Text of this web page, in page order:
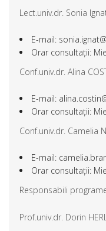
Lect.univ.dr. Sonia
E-mail:
Orar consultații:
Conf.univ.dr. Alina
E-mail:
Orar consultații:
Conf.univ.dr. Camelia
E-mail:
Orar consultații:
Responsabili
Prof.univ.dr. Dorin